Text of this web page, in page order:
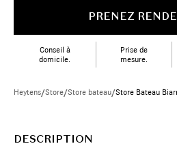
PRENEZ
Conseil à
domicile.
Prise de
mesure.
Heytens/Store/Store bateau/Store Bateau
DESCRIPTION